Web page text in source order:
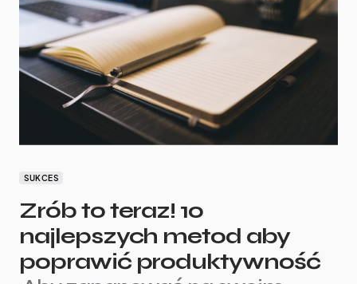
SUKCES
Zrób to teraz! 10
najlepszych metod aby
poprawić produktywność